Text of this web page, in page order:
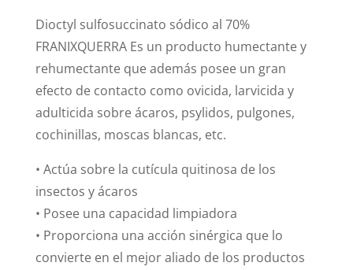
Dioctyl sulfosuccinato sódico al 70%
FRANIXQUERRA Es un producto humectante y
rehumectante que además posee un gran
efecto de contacto como ovicida, larvicida y
adulticida sobre ácaros, psylidos, pulgones,
cochinillas, moscas blancas, etc.
• Actúa sobre la cutícula quitinosa de los
insectos y ácaros
• Posee una capacidad limpiadora
• Proporciona una acción sinérgica que lo
convierte en el mejor aliado de los productos